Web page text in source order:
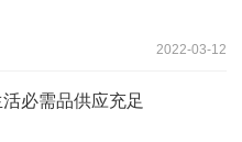
2022-03-12
必需品供应充足